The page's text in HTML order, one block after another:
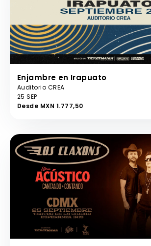
Enjambre en Irapuato
Auditorio CREA
25 SEP
Desde MXN 1.777,50